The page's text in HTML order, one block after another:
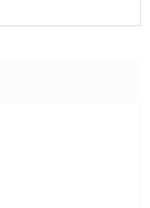
hvězdiček.